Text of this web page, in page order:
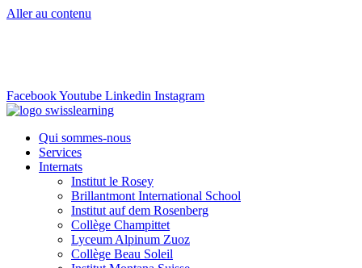
Aller au contenu
FacebookYoutube Linkedin Instagram
Qui sommes-nous
Services
Internats
Institut le Rosey
Brillantmont International School
Institut auf dem Rosenberg
Collège Champittet
Lyceum Alpinum Zuoz
Collège Beau Soleil